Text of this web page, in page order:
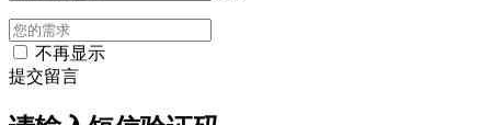
不再显示
提交留言